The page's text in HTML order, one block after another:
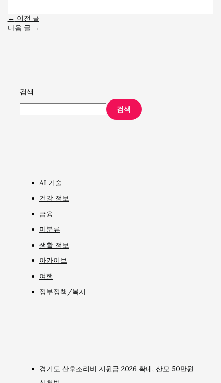
← 이전 글
다음 글 →
검색
검색
AI 기술
건강 정보
금융
미분류
생활 정보
아카이브
여행
정부정책/복지
경기도 산후조리비 지원금 2026 확대, 산모 50만원